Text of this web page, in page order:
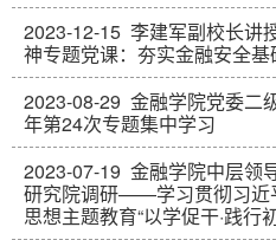
2023-12-15 李建军副校长讲
神专题党课：夯实金融安全
2023-08-29 金融学院党委二
年第24次专题集中学习
2023-07-19 金融学院中层领
研究院调研——学习贯彻习近
思想主题教育“以学促干·践行